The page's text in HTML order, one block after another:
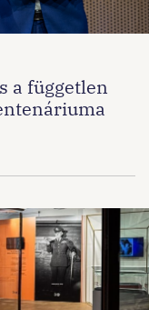
a független